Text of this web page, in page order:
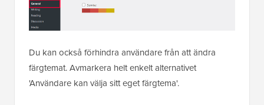
Du kan också förhindra användare från att ändra
färgtemat. Avmarkera helt enkelt alternativet
'Användare kan välja sitt eget färgtema'.